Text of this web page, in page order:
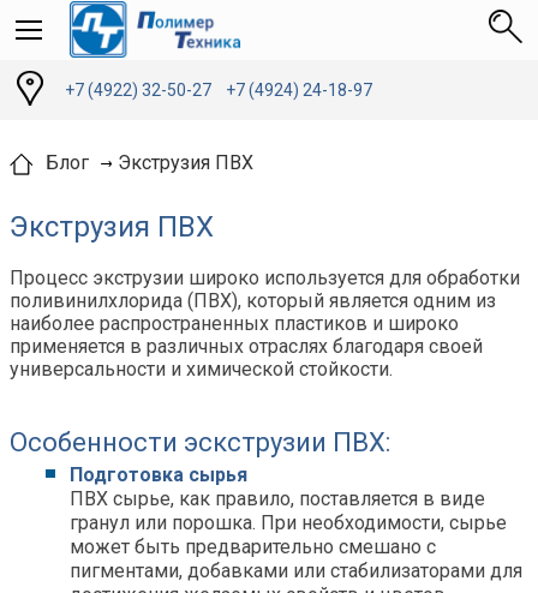
+7 (4922) 32-50-27 +7 (4924) 24-18-97
Блог Экструзия ПВХ
Экструзия ПВХ
Процесс экструзии широко используется для обработки
поливинилхлорида (ПВХ), который является одним из
наиболее распространенных пластиков и широко
применяется в различных отраслях благодаря своей
универсальности и химической стойкости.
Особенности эскструзии ПВХ:
Подготовка сырья
ПВХ сырье, как правило, поставляется в виде
гранул или порошка. При необходимости, сырье
может быть предварительно смешано с
пигментами, добавками или стабилизаторами для